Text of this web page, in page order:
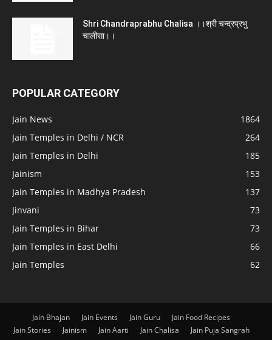
Shri Chandraprabhu Chalisa ।।श्री चन्द्रप्रभु
चालीसा।।
POPULAR CATEGORY
Jain News
1864
Jain Temples in Delhi / NCR
264
Jain Temples in Delhi
185
Jainism
153
Jain Temples in Madhya Pradesh
137
Jinvani
73
Jain Temples in Bihar
73
Jain Temples in East Delhi
66
Jain Temples
62
Jain Bhajan Jain Events Jain Guru
Jain Food Recipes
Jain Stories
Jainism Jain Aarti Jain Chalisa
Jain Puja Sangrah